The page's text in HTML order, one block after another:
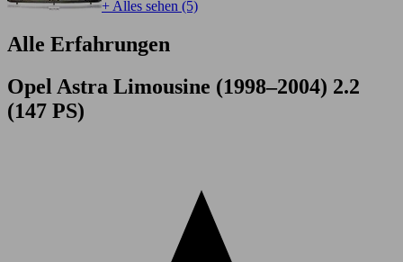
+ Alles sehen (5)
Alle Erfahrungen
Opel Astra Limousine (1998–2004) 2.2
(147 PS)